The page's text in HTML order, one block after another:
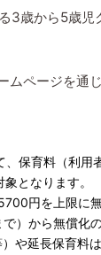
歳から5歳
ページを通
保育料（利用
となります。
円を上限に無
）から無償化
や延長保育料